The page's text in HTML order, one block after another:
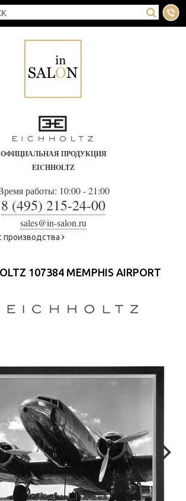
ОФИЦИАЛЬНАЯ ПРОДУКЦИЯ
EICHHOLTZ
работы: 10:00 - 21:00
8 (495) 215-24-00
sales@in-salon.ru
производства
107384 MEMPHIS AIRPORT